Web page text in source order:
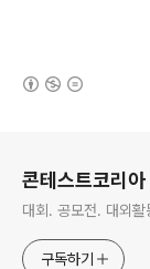
콘테스트코리아
대회. 공모전. 대외
구독하기